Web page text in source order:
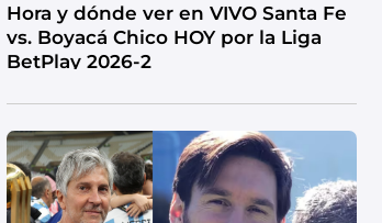
Hora y dónde ver en VIVO Santa Fe
vs. Boyacá Chico HOY por la Liga
BetPlay 2026-2